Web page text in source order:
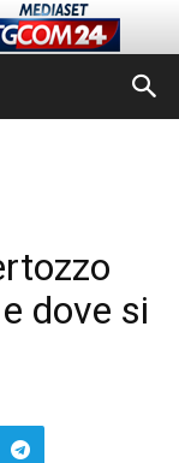
dove si